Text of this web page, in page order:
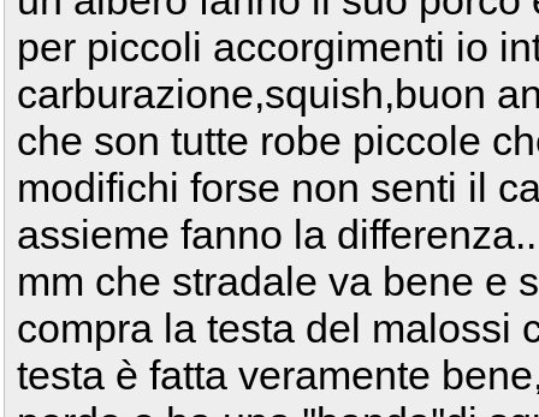
per piccoli accorgimenti io
carburazione,squish,buon
che son tutte robe piccole
modifichi forse non senti il
assieme fanno la
mm che stradale va bene e
compra la testa del malossi
testa è fatta veramente